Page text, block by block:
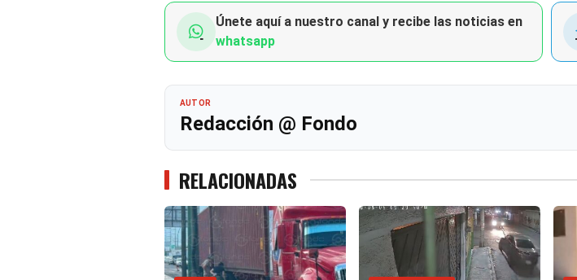
Únete aquí a nuestro canal y recibe las noticias en
whatsapp
AUTOR
Redacción @ Fondo
RELACIONADAS